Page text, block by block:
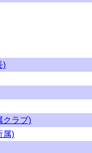
)
クラブ)
属)